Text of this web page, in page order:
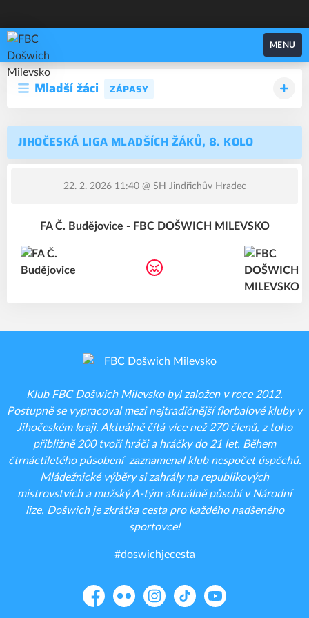
FBC Došwich Milevsko
MENU
Mladší žáci ZÁPASY
JIHOČESKÁ LIGA MLADŠÍCH ŽÁKŮ, 8. KOLO
22. 2. 2026 11:40@ SH Jindřichův Hradec
FA Č. Budějovice - FBC DOŠWICH MILEVSKO
Klub FBC Došwich Milevsko byl založen v roce 2012.
Postupně se vypracoval mezi nejtradičnější florbalové kluby v
Jihočeském kraji. Aktuálně čítá více než 270 členů, z toho
přibližně 200 tvoří hráči a hráčky do 21 let. Během
čtrnáctiletého působení zaznamenal klub nespočet úspěchů.
Mládežnické výběry si zahrály na republikových
mistrovstvích a mužský A-tým aktuálně působí v Národní
lize. Došwich je zkrátka cesta pro každého nadšeného
sportovce!
#doswichjecesta
FacebookFlickr Instagram
TikTok YouTube